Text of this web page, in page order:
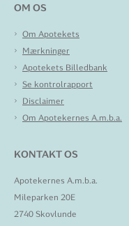
OM OS
Om Apotekets
Mærkninger
Apotekets Billedbank
Se kontrolrapport
Disclaimer
Om Apotekernes A.m.b.a.
KONTAKT OS
Apotekernes A.m.b.a.
Mileparken 20E
2740 Skovlunde